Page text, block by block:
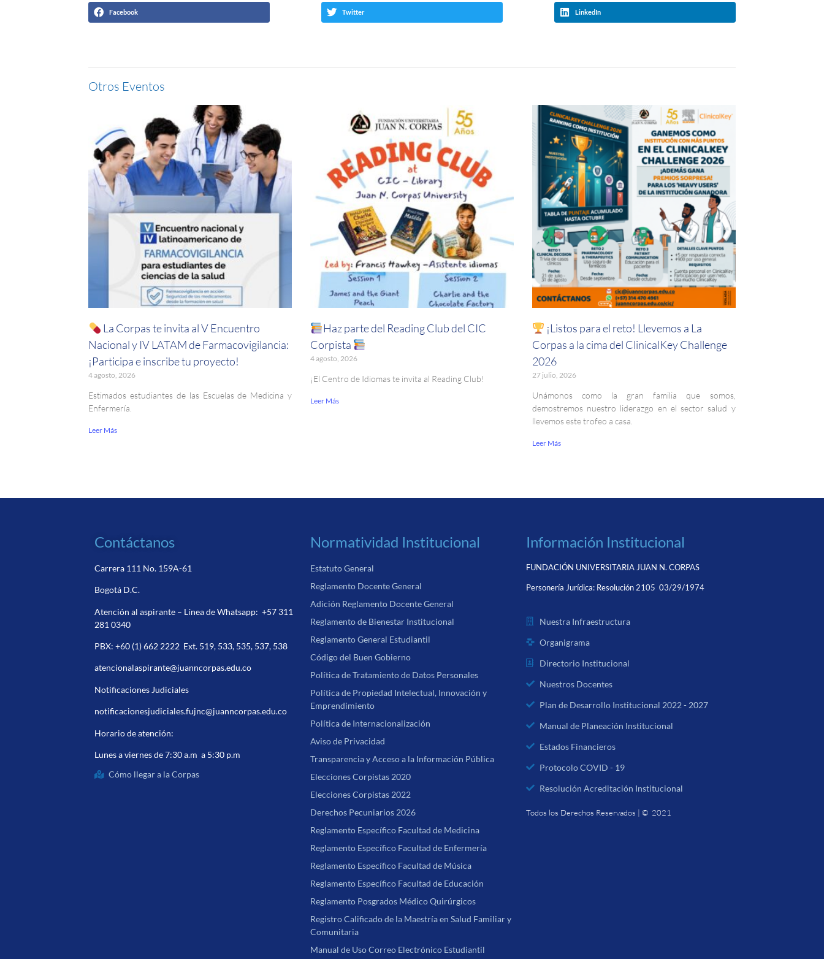
Facebook Twitter LinkedIn
Otros Eventos
La Corpas te invita al V Encuentro
Nacional y IV LATAM de Farmacovigilancia:
¡Participa e inscribe tu proyecto!
4 agosto, 2026
Estimados estudiantes de las Escuelas de Medicina y
Enfermería.
Leer Más
Haz parte del Reading Club del CIC
Corpista
4 agosto, 2026
¡El Centro de Idiomas te invita al Reading Club!
Leer Más
¡Listos para el reto! Llevemos a La
Corpas a la cima del ClinicalKey Challenge
2026
27 julio, 2026
Unámonos como la gran familia que somos,
demostremos nuestro liderazgo en el sector salud y
llevemos este trofeo a casa.
Leer Más
Contáctanos
Carrera 111 No. 159A-61
Bogotá D.C.
Atención al aspirante – Línea de Whatsapp:+57 311
281 0340
PBX:+60 (1) 662 2222 Ext. 519, 533, 535, 537, 538
atencionalaspirante@juanncorpas.edu.co
Notificaciones Judiciales
notificacionesjudiciales.fujnc@juanncorpas.edu.co
Horario de atención:
Lunes a viernes de 7:30 a.m a 5:30 p.m
Cómo llegar a la Corpas
Normatividad Institucional
Estatuto General
Reglamento Docente General
Adición Reglamento Docente General
Reglamento de Bienestar Institucional
Reglamento General Estudiantil
Código del Buen Gobierno
Política de Tratamiento de Datos Personales
Política de Propiedad Intelectual, Innovación y
Emprendimiento
Política de Internacionalización
Aviso de Privacidad
Transparencia y Acceso a la Información Pública
Elecciones Corpistas 2020
Elecciones Corpistas 2022
Derechos Pecuniarios 2026
Reglamento Específico Facultad de Medicina
Reglamento Específico Facultad de Enfermería
Reglamento Específico Facultad de Música
Reglamento Específico Facultad de Educación
Reglamento Posgrados Médico Quirúrgicos
Registro Calificado de la Maestría en Salud Familiar y
Comunitaria
Manual de Uso Correo Electrónico Estudiantil
Información Institucional
FUNDACIÓN UNIVERSITARIA JUAN N. CORPAS
Personería Jurídica: Resolución 2105 03/29/1974
Nuestra Infraestructura
Organigrama
Directorio Institucional
Nuestros Docentes
Plan de Desarrollo Institucional 2022 - 2027
Manual de Planeación Institucional
Estados Financieros
Protocolo COVID - 19
Resolución Acreditación Institucional
Todos los Derechos Reservados | © 2021